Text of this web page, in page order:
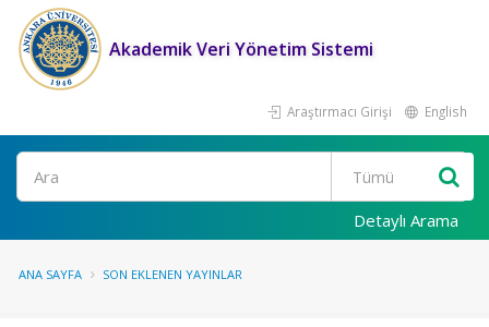
Akademik Veri Yönetim Sistemi
Araştırmacı Girişi English
Ara
Detaylı Arama
ANA SAYFA SON EKLENEN YAYINLAR